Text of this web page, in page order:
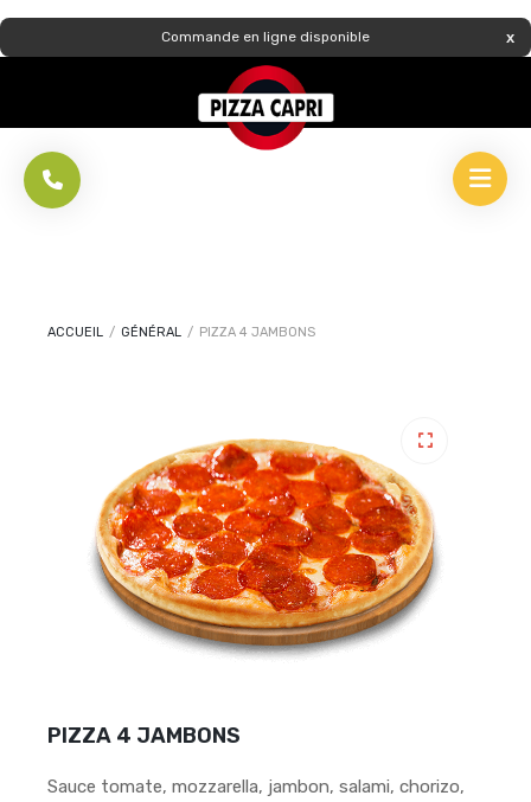
Commande en ligne disponible
ACCUEIL / GÉNÉRAL / PIZZA 4 JAMBONS
PIZZA 4 JAMBONS
Sauce tomate, mozzarella, jambon, salami, chorizo,